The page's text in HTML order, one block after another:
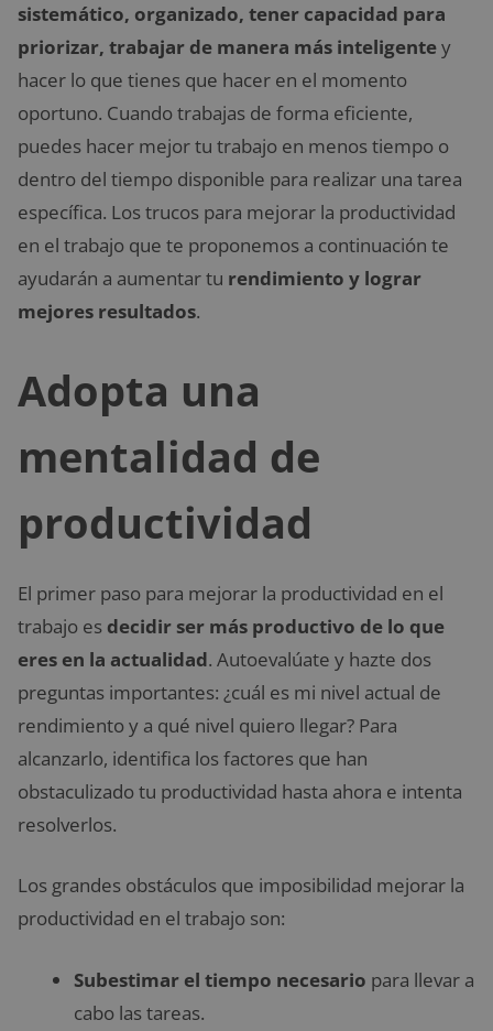
sistemático, organizado, tener capacidad para
priorizar, trabajar de manera más inteligentey
hacer lo que tienes que hacer en el momento
oportuno. Cuando trabajas de forma eficiente,
puedes hacer mejor tu trabajo en menos tiempo o
dentro del tiempo disponible para realizar una tarea
específica. Los trucos para mejorar la productividad
en el trabajo que te proponemos a continuación te
ayudarán a aumentar tu rendimiento y lograr
mejores resultados.
Adopta una
mentalidad de
productividad
El primer paso para mejorar la productividad en el
trabajo es decidir ser más productivo de lo que
eres en la actualidad. Autoevalúate y hazte dos
preguntas importantes: ¿cuál es mi nivel actual de
rendimiento y a qué nivel quiero llegar? Para
alcanzarlo, identifica los factores que han
obstaculizado tu productividad hasta ahora e intenta
resolverlos.
Los grandes obstáculos que imposibilidad mejorar la
productividad en el trabajo son:
Subestimar el tiempo necesario para llevar a
cabo las tareas.